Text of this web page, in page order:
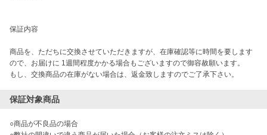
保証内容
商品を、ただちに交換させていただきますが、在庫確認等に時間を要します
ので、お届けに 1週間程度かかる場合もございますので御容赦願います。
もし、交換商品の在庫がない場合は、返金致しますのでご了承下さい。
保証対象商品
○商品が不良品の場合